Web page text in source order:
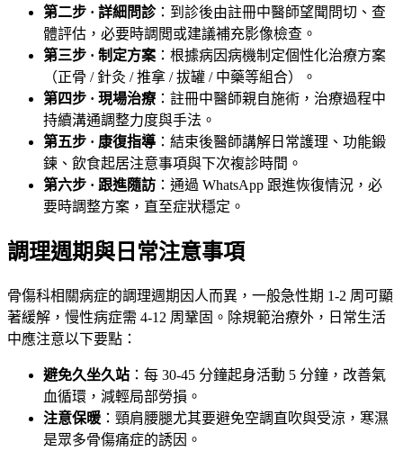
第二步 · 詳細問診：到診後由註冊中醫師望聞問切、查
體評估，必要時調閲或建議補充影像檢查。
第三步 · 制定方案 ：根據病因病機制定個性化治療方案
（正骨 / 針灸 / 推拿 / 拔罐 / 中藥等組合）。
第四步 · 現場治療 ：註冊中醫師親自施術，治療過程中
持續溝通調整力度與手法。
第五步 · 康復指導：結束後醫師講解日常護理、功能鍛
鍊、飲食起居注意事項與下次複診時間。
第六步 · 跟進隨訪 ：通過 WhatsApp 跟進恢復情況，必
要時調整方案，直至症狀穩定。
調理週期與日常注意事項
骨傷科相關病症的調理週期因人而異，一般急性期 1-2 周可顯
著緩解，慢性病症需 4-12 周鞏固。除規範治療外，日常生活
中應注意以下要點：
避免久坐久站 ：每 30-45 分鐘起身活動 5 分鐘，改善氣
血循環，減輕局部勞損。
注意保暖 ：頸肩腰腿尤其要避免空調直吹與受涼，寒濕
是眾多骨傷痛症的誘因。